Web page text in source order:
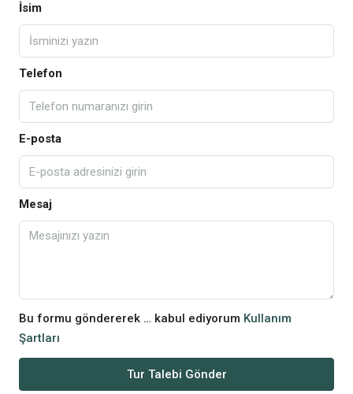
İsim
Telefon
E-posta
Mesaj
Bu formu göndererek … kabul ediyorum Kullanım
Şartları
Tur Talebi Gönder